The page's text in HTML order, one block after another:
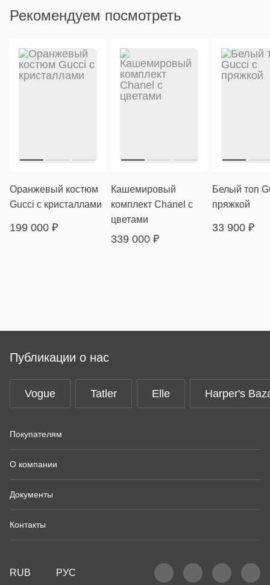
Рекомендуем посмотреть
Оранжевый костюм
Gucci с кристаллами
199 000 ₽
Кашемировый
комплект Chanel с
цветами
339 000 ₽
Белый топ
пряжкой
33 900 ₽
Публикации о нас
Vogue Tatler Elle Harper's
Покупателям
О компании
Документы
Контакты
RUB РУС